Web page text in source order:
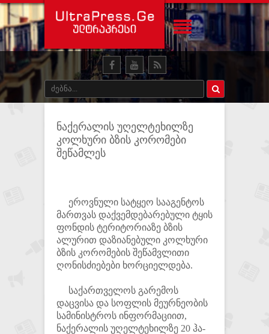
ნაქერალის უღელტეხილზე
კოლხური ბზის კორომები
შეწამლეს
ეროვნული სატყეო სააგენტოს
მართვას დაქვემდებარებული ტყის
ფონდის ტერიტორიაზე ბზის
ალურით დაზიანებული კოლხური
ბზის კორომების შეწამვლითი
ღონისძიებები ხორციელდება.
საქართველოს გარემოს
დაცვისა და სოფლის მეურნეობის
სამინისტროს ინფორმაციით,
ნაქერალის უღელტეხილზე 20 ჰა-